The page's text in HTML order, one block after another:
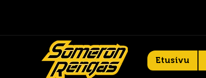
Etusivu